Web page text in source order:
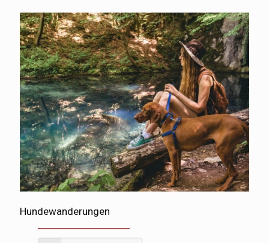
Hundewanderungen